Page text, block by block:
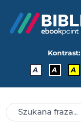
Kontrast:
A
A A